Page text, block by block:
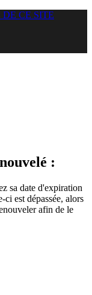
CE SITE
:
sa date d'expiration
est dépassée, alors
afin de le